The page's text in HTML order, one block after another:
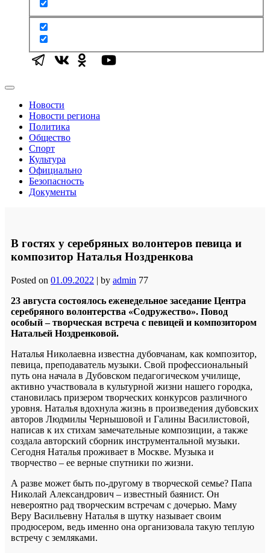
Новости
Новости региона
Политика
Общество
Спорт
Культура
Официально
Безопасность
Документы
В гостях у серебряных волонтеров певица и
композитор Наталья Ноздренкова
Posted on 01.09.2022 | by admin 77
23 августа состоялось еженедельное заседание Центра
серебряного волонтерства «Содружество». Повод
особый – творческая встреча с певицей и композитором
Натальей Ноздренковой.
Наталья Николаевна известна дубовчанам, как композитор,
певица, преподаватель музыки. Свой профессиональный
путь она начала в Дубовском педагогическом училище,
активно участвовала в культурной жизни нашего городка,
становилась призером творческих конкурсов различного
уровня. Наталья вдохнула жизнь в произведения дубовских
авторов Людмилы Чернышовой и Галины Василистовой,
написав к их стихам замечательные композиции, а также
создала авторский сборник инструментальной музыки.
Сегодня Наталья проживает в Москве. Музыка и
творчество – ее верные спутники по жизни.
А разве может быть по-другому в творческой семье? Папа
Николай Александрович – известный баянист. Он
невероятно рад творческим встречам с дочерью. Маму
Веру Васильевну Наталья в шутку называет своим
продюсером, ведь именно она организовала такую теплую
встречу с земляками.